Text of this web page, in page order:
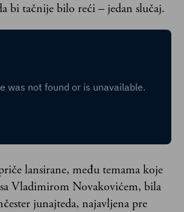
bi tačnije bilo reći – jedan slučaj.
lansirane, među temama koje
Vladimirom Novakovićem, bila
junajteda, najavljena pre